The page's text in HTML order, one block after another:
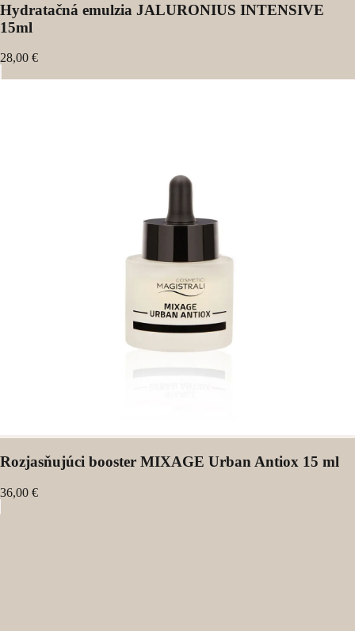
Hydratačná emulzia JALURONIUS INTENSIVE
15ml
28,00 €
Rozjasňujúci booster MIXAGE Urban Antiox 15 ml
36,00 €